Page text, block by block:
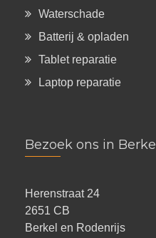
Waterschade
Batterij & opladen
Tablet reparatie
Laptop reparatie
Bezoek ons in Berkel
Herenstraat 24
2651 CB
Berkel en Rodenrijs